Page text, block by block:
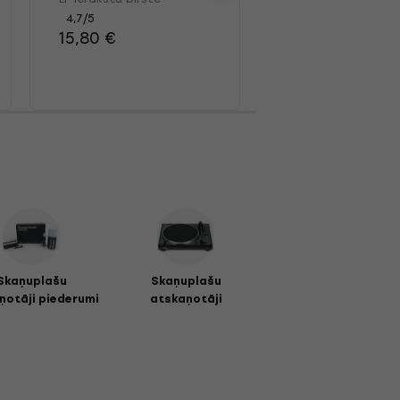
4,7/5
15,80 €
piederumi
Skaņuplašu
atskaņotāji